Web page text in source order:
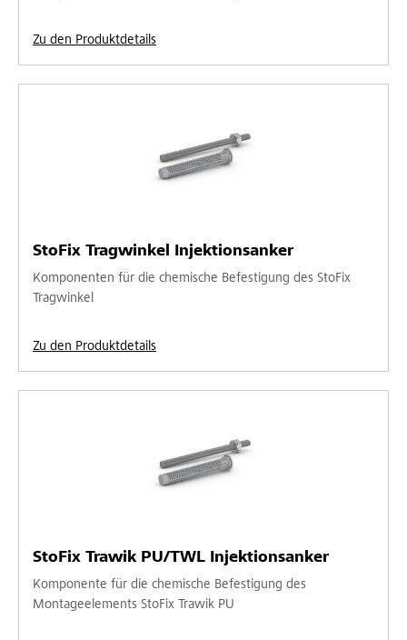
Zu den Produktdetails
StoFix Tragwinkel Injektionsanker
Komponenten für die chemische Befestigung des StoFix
Tragwinkel
Zu den Produktdetails
StoFix Trawik PU/TWL Injektionsanker
Komponente für die chemische Befestigung des
Montageelements StoFix Trawik PU